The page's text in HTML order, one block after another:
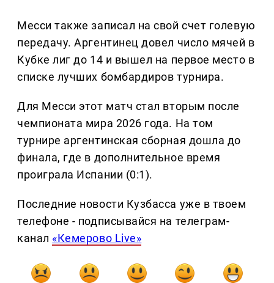
Месси также записал на свой счет голевую
передачу. Аргентинец довел число мячей в
Кубке лиг до 14 и вышел на первое место в
списке лучших бомбардиров турнира.
Для Месси этот матч стал вторым после
чемпионата мира 2026 года. На том
турнире аргентинская сборная дошла до
финала, где в дополнительное время
проиграла Испании (0:1).
Последние новости Кузбасса уже в твоем
телефоне - подписывайся на телеграм-
канал «Кемерово Live»